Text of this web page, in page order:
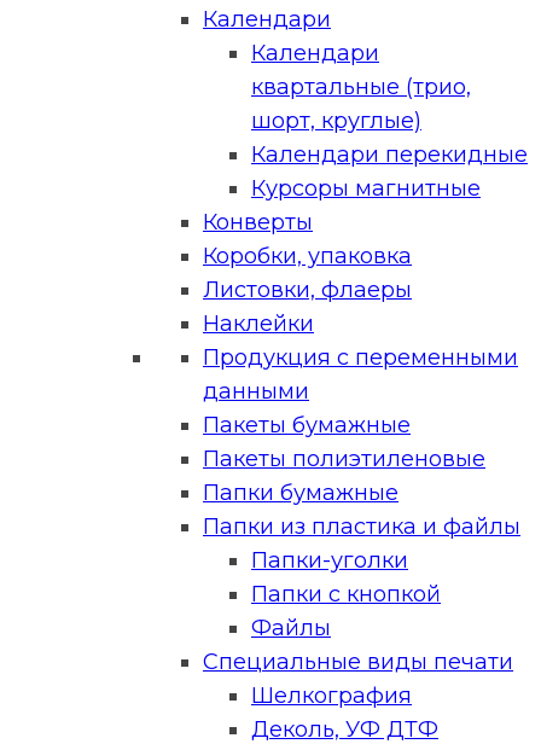
Календари
Календари
квартальные (трио,
шорт, круглые)
Календари перекидные
Курсоры магнитные
Конверты
Коробки, упаковка
Листовки, флаеры
Наклейки
Продукция с переменными
данными
Пакеты бумажные
Пакеты полиэтиленовые
Папки бумажные
Папки из пластика и файлы
Папки-уголки
Папки с кнопкой
Файлы
Специальные виды печати
Шелкография
Деколь, УФ ДТФ